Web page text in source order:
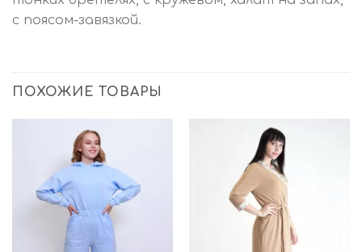
с поясом-завязкой.
ПОХОЖИЕ ТОВАРЫ